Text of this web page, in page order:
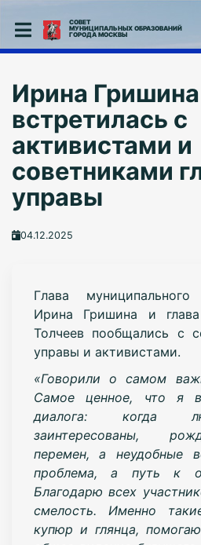
СОВЕТ
МУНИЦИПАЛЬНЫХ ОБРАЗОВАНИЙ
ГОРОДА МОСКВЫ
Ирина Гришина
встретилась с
активистами и
советниками
управы
04.12.2025
Глава
Ирина Гришина и
Толчеев пообщались с
управы и активистами.
«Говорили о самом
Самое ценное, что я
диалога: когда
заинтересованы,
перемен, а неудобные
проблема, а путь к
Благодарю всех
смелость. Именно
купюр и глянца,